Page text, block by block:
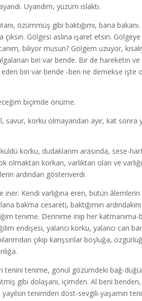
Uyandım, yüzüm ıslaktı.
özümmüş gibi baktığımı, bana
çıksın. Gölgesi aslına işaret etsin.
biliyor musun? Gölgem uzuyor,
biri var bende. Bir de hareketin
biri var bende -ben ne demekse işte
biçimde önüme.
savur, korku olmayandan ayır, kat
korku, dudaklarım arasında, sese-
olmaktan korkan, varlıktan olan ve
ardından gösteriverdi.
Kendi varlığına eren, bütün âlemlerin
bakma cesareti, baktığımın ardındakini
tenime. Derinime inip her
endişesi, yalancı korku, yalancı can
çıkıp karışsınlar boşluğa,
tenime, gönül gözümdeki bağ-
gibi dolaşanı, içimden. Al beni benden,
tenimden dost-sevgili-yaşamın